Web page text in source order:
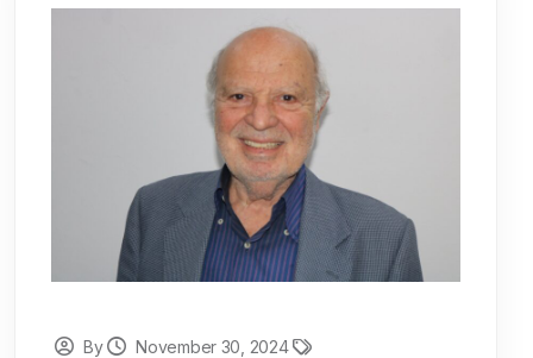
By November 30, 2024